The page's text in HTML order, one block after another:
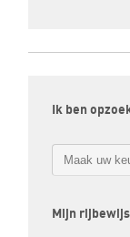
Ik ben
Mijn